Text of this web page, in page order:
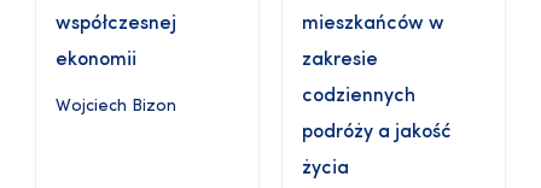
współczesnej
ekonomii
Wojciech Bizon
mieszkańców w
zakresie
codziennych
podróży a jakość
życia